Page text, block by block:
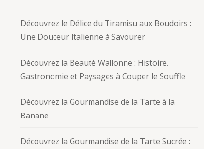
Découvrez le Délice du Tiramisu aux Boudoirs :
Une Douceur Italienne à Savourer
Découvrez la Beauté Wallonne : Histoire,
Gastronomie et Paysages à Couper le Souffle
Découvrez la Gourmandise de la Tarte à la
Banane
Découvrez la Gourmandise de la Tarte Sucrée :